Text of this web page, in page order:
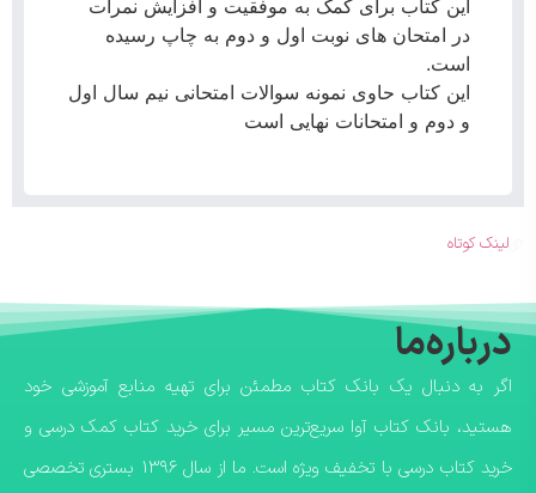
این کتاب برای کمک به موفقیت و افزایش نمرات
در امتحان های نوبت اول و دوم به چاپ رسیده
است.
این کتاب حاوی نمونه سوالات امتحانی نیم سال اول
و دوم و امتحانات نهایی است‌
لینک کوتاه
درباره‌ما
اگر به دنبال یک بانک کتاب مطمئن برای تهیه منابع آموزشی خود
هستید، بانک کتاب آوا سریع‌ترین مسیر برای خرید کتاب کمک درسی و
خرید کتاب درسی با تخفیف ویژه است. ما از سال ۱۳۹۶ بستری تخصصی